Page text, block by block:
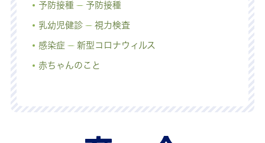
予防接種 予防接種
乳幼児健診 視力検査
感染症 新型コロナウィルス
赤ちゃんのこと